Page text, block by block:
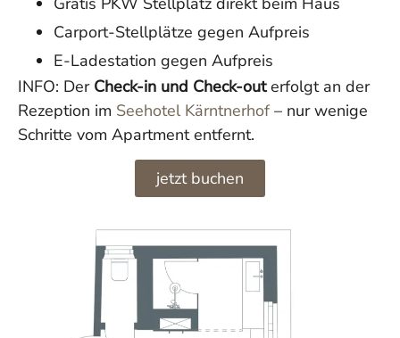
Carport-Stellplätze gegen Aufpreis
E-Ladestation gegen Aufpreis
INFO: Der Check-in und Check-outerfolgt an der
Rezeption im Seehotel Kärntnerhof – nur wenige
Schritte vom Apartment entfernt.
jetzt buchen